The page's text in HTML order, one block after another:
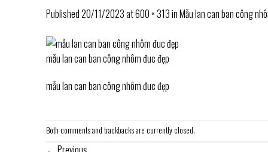
Published20/11/2023at600 × 313inMẫu lan can ban công
mẫu lan can ban công nhôm đuc đẹp
mẫu lan can ban công nhôm đuc đẹp
Both comments and trackbacks are currently closed.